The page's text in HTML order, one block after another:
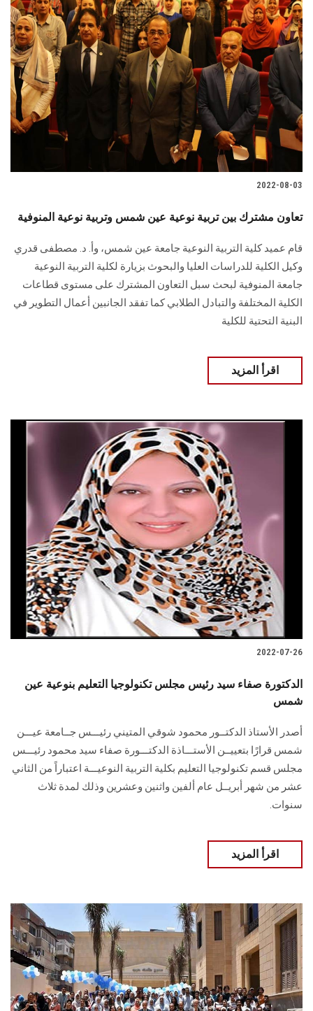
تواصل معنا
الطلاب
هيئة التدريس
الزائـرون
سجل الان
2022-08-03
تعاون مشترك بين تربية نوعية عين شمس وتربية نوعية المنوفية
قام عميد كلية التربية النوعية جامعة عين شمس، وأ. د. مصطفى قدري
وكيل الكلية للدراسات العليا والبحوث بزيارة لكلية التربية النوعية
جامعة المنوفية لبحث سبل التعاون المشترك على مستوى قطاعات
الكلية المختلفة والتبادل الطلابي كما تفقد الجانبين أعمال التطوير في
البنية التحتية للكلية
اقرأ المزيد
2022-07-26
الدكتورة صفاء سيد رئيس مجلس تكنولوجيا التعليم بنوعية عين
شمس
أصدر الأستاذ الدكتــور محمود شوقي المتيني رئيـــس جــامعة عيـــن
شمس قرارًا بتعييــن الأستـــاذة الدكتـــورة صفاء سيد محمود رئيـــس
مجلس قسم تكنولوجيا التعليم بكلية التربية النوعيـــة اعتباراً من الثاني
عشر من شهر أبريــل عام ألفين واثنين وعشرين وذلك لمدة ثلاث
سنوات.
اقرأ المزيد